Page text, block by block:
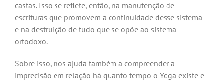
castas. Isso se reflete, então, na manutenção de
escrituras que promovem a continuidade desse sistema
e na destruição de tudo que se opõe ao sistema
ortodoxo.
Sobre isso, nos ajuda também a compreender a
imprecisão em relação há quanto tempo o Yoga existe e